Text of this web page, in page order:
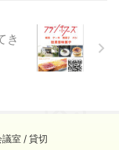
き
室 / 貸切